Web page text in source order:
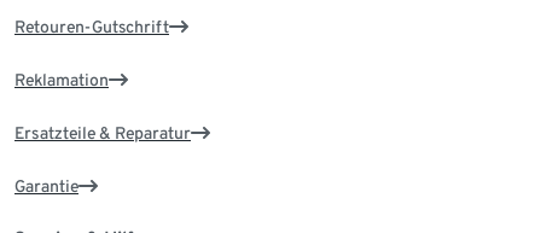
Retouren-Gutschrift
Reklamation
Ersatzteile & Reparatur
Garantie